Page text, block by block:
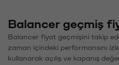
Balancer geçmiş
Balancer fiyat geçmişini takip
zaman içindeki performansını
kullanarak açılış ve kapanış